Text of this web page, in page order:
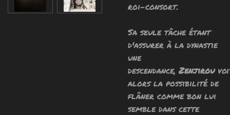
roi-consort.
Sa seule tâche étant
d'assurer à la dynastie
une
descendance, Zenjirou
alors la possibilité de
flâner comme bon lui
semble dans cette